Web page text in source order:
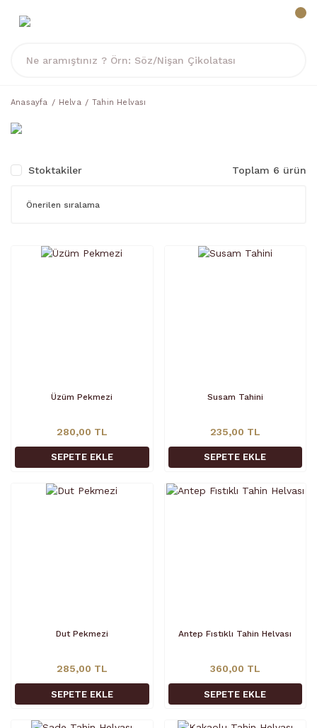
Anasayfa Helva Tahin Helvası
Stoktakiler Toplam 6 ürün
Üzüm Pekmezi
280,00 TL
SEPETE EKLE
Susam Tahini
235,00 TL
SEPETE EKLE
Dut Pekmezi
285,00 TL
SEPETE EKLE
Antep Fıstıklı Tahin Helvası
360,00 TL
SEPETE EKLE